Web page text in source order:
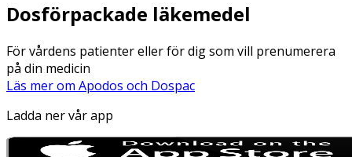
Dosförpackade läkemedel
För vårdens patienter eller för dig som vill prenumerera
på din medicin
Läs mer om Apodos och Dospac
Ladda ner vår app